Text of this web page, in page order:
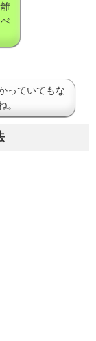
っていてもな
。